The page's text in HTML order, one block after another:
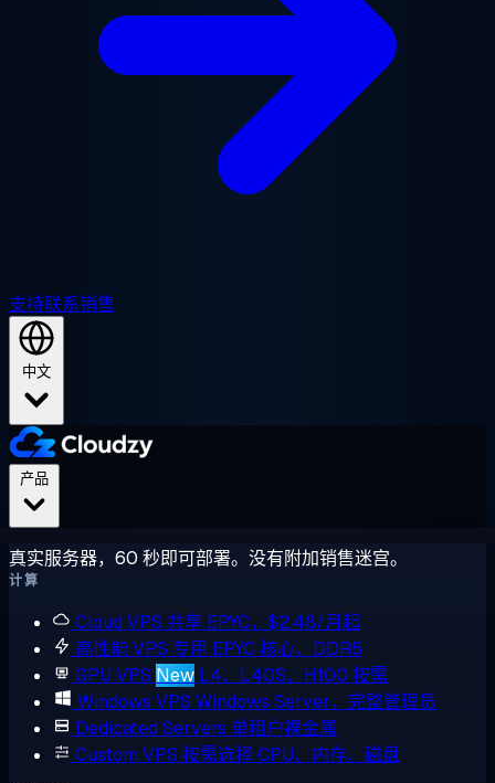
支持联系销售
中文
真实服务器，60 秒即可部署。没有附加销售迷宫。
计算
Cloud VPS 共享 EPYC，$2.48/月起
高性能 VPS 专用 EPYC 核心，DDR5
GPU VPS New L4、L40S、H100 按需
Windows VPS Windows Server，完整管理员
Dedicated Servers 单租户裸金属
Custom VPS 按需选择 CPU、内存、磁盘